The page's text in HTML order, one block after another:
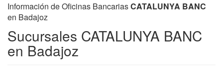
Información de Oficinas BancariasCATALUNYA BANC
en Badajoz
Sucursales CATALUNYA BANC
en Badajoz